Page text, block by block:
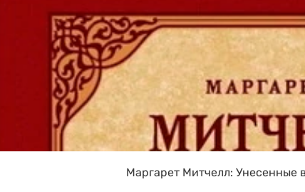
Маргарет Митчелл: Унесенные